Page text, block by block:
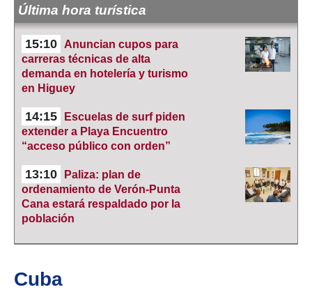
Última hora turística
15:10
Anuncian cupos para
carreras técnicas de alta
demanda en hotelería y turismo
en Higuey
14:15
Escuelas de surf piden
extender a Playa Encuentro
“acceso público con orden”
13:10
Paliza: plan de
ordenamiento de Verón-Punta
Cana estará respaldado por la
población
Cuba